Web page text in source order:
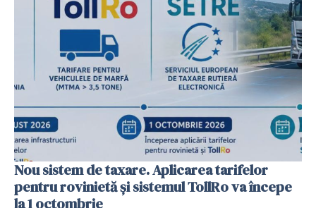
Nou sistem de taxare. Aplicarea tarifelor
pentru rovinietă şi sistemul TollRo va începe
la 1 octombrie